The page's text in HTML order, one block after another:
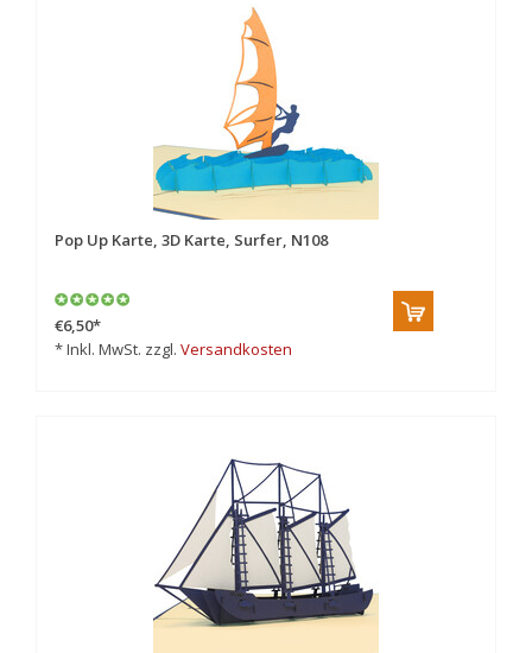
Pop Up Karte, 3D Karte, Surfer, N108
€6,50*
* Inkl. MwSt. zzgl. Versandkosten